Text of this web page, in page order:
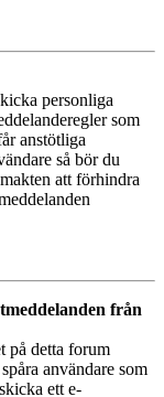
personliga
som
anstötliga
så bör du
att förhindra
från
på detta forum
användare som
ett e-